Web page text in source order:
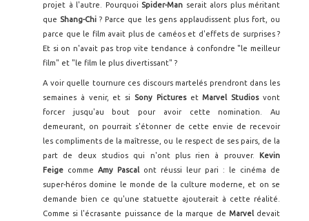
projet à l'autre. Pourquoi Spider-Man serait alors plus méritant
que Shang-Chi ? Parce que les gens applaudissent plus fort, ou
parce que le film avait plus de caméos et d'effets de surprises ?
Et si on n'avait pas trop vite tendance à confondre "le meilleur
film" et "le film le plus divertissant" ?
A voir quelle tournure ces discours martelés prendront dans les
semaines à venir, et si Sony Pictures etMarvel Studiosvont
forcer jusqu'au bout pour avoir cette nomination. Au
demeurant, on pourrait s'étonner de cette envie de recevoir
les compliments de la maîtresse, ou le respect de ses pairs, de la
part de deux studios qui n'ont plus rien à prouver.
Kevin
Feige comme Amy Pascal ont réussi leur pari : le cinéma de
super-héros domine le monde de la culture moderne, et on se
demande bien ce qu'une statuette ajouterait à cette réalité.
Comme si l'écrasante puissance de la marque de Marveldevait